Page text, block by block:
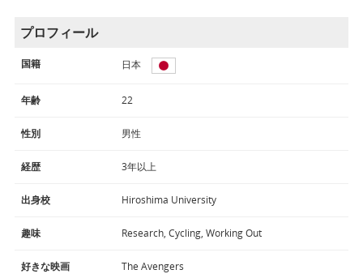
プロフィール
国籍 日本
年齢 22
性別 男性
経歴 3年以上
出身校 Hiroshima University
趣味 Research, Cycling, Working Out
好きな映画 The Avengers